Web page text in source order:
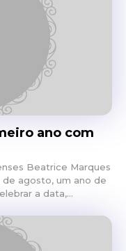
ano com
Beatrice Marques
de agosto, um ano de
a data,...